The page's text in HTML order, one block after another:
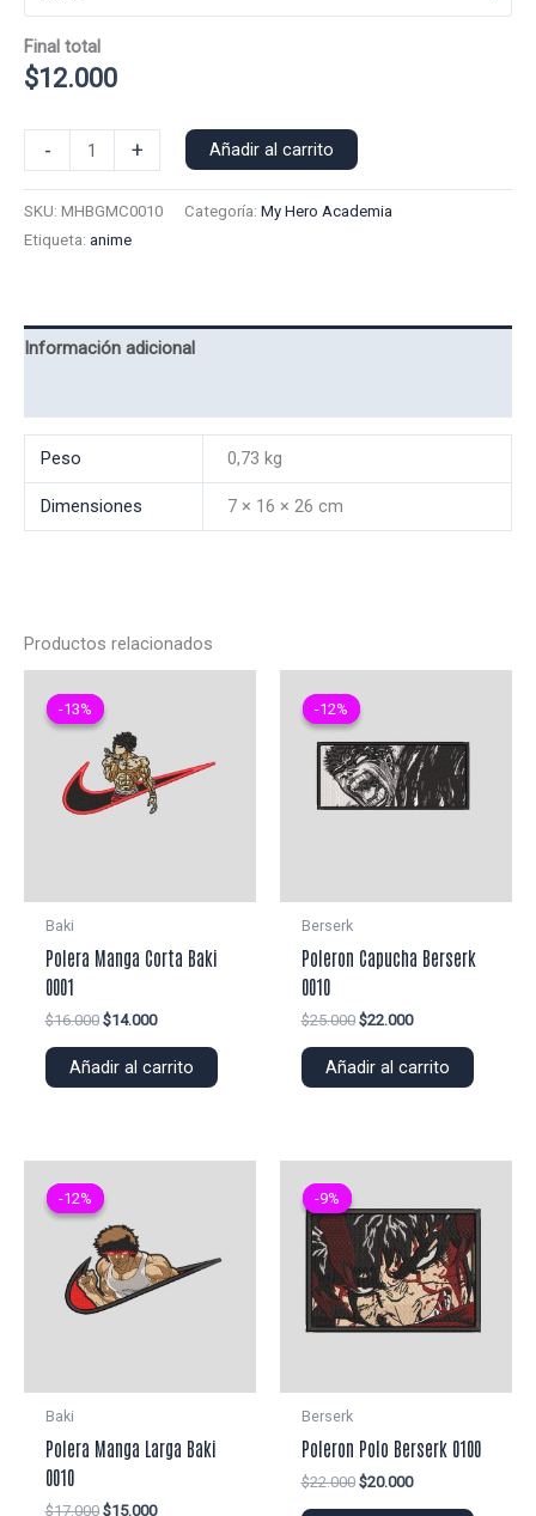
Final total
$12.000
-
Manga
+ Añadir al carrito
SKU: MHBGMC0010 Categoría: My Hero Academia
Etiqueta: anime
Información adicional
Peso 0,73 kg
Dimensiones 7 × 16 × 26 cm
Productos relacionados
-13%
-13%
Baki
Polera Manga Corta Baki
0001
$16.000 El
original
$14.000El
actual
Añadir al carrito
-12%
-12%
Berserk
Poleron Capucha Berserk
0010
$25.000 El
original
$22.000El
actual
Añadir al carrito
-12%
-12%
Baki
Polera Manga Larga Baki
0010
$17.000 El
$15.000El
-9%
-9%
Berserk
Poleron Polo Berserk 0100
$22.000 El
$20.000El